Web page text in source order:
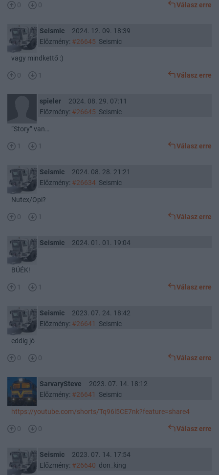
0 0 Válasz erre
Seismic
2024. 12. 09. 18:39
Előzmény: #26645 Seismic
vagy mindkettő :)
0 1 Válasz erre
spieler
2024. 08. 29. 07:11
Előzmény: #26645 Seismic
“Story” van…
1 1 Válasz erre
Seismic
2024. 08. 28. 21:21
Előzmény: #26634Seismic
Nutex/Opi?
0 1 Válasz erre
Seismic 2024. 01. 01. 19:04
BÚÉK!
1 1 Válasz erre
Seismic
2023. 07. 24. 18:42
Előzmény: #26641 Seismic
eddig jó
0 0 Válasz erre
SarvarySteve
2023. 07. 14. 18:12
Előzmény: #26641 Seismic
https://youtube.com/shorts/Tq96l5CE7nk?feature=share4
0 0 Válasz erre
Seismic
2023. 07. 14. 17:54
Előzmény: #26640 don_king